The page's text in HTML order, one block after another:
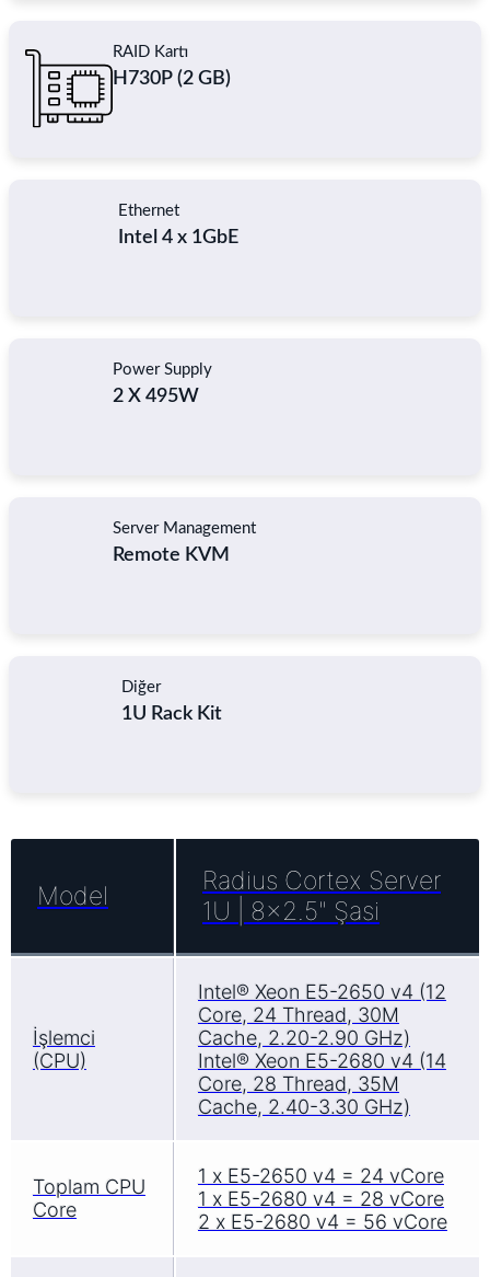
RAID Kartı
H730P (2 GB)
Ethernet
Intel 4 x 1GbE
Power Supply
2 X 495W
Server Management
Remote KVM
Diğer
1U Rack Kit
Model
Radius Cortex Server
1U | 8x2.5" Şasi
İşlemci
(CPU)
Intel® Xeon E5-2650 v4 (12
Core, 24 Thread, 30M
Cache, 2.20-2.90 GHz)
Intel® Xeon E5-2680 v4 (14
Core, 28 Thread, 35M
Cache, 2.40-3.30 GHz)
Toplam CPU
Core
1 x E5-2650 v4 = 24 vCore
1 x E5-2680 v4 = 28 vCore
2 x E5-2680 v4 = 56 vCore